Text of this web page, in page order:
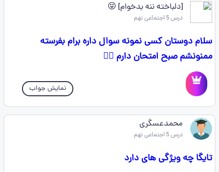
[دلباخته ننه بدخوام] 😝
درس 5 اجتماعی نهم
سلام دوستان کسی نمونه سوال داره برام بفرسته
ممنونشم صبح امتحان دارم 😵‍💫
نمایش جواب
محمدعسگری
درس 5 اجتماعی نهم
تایگا چه ویژگی های دارد